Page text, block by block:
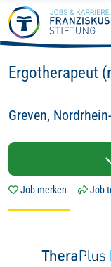
Zum Hauptinhalt
Du& Wir - mit
Hier zählt
Ergotherapeut
Greven,
Job merken Job